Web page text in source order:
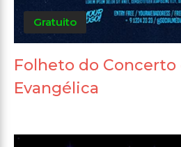
Gratuito
Folheto do Concerto
Evangélica